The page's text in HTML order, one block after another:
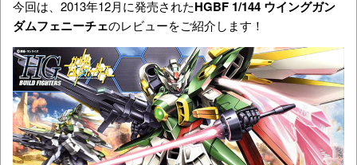
今回は、2013年12月に発売されたHGBF 1/144 ウイングガン
ダムフェニーチェのレビューをご紹介します！